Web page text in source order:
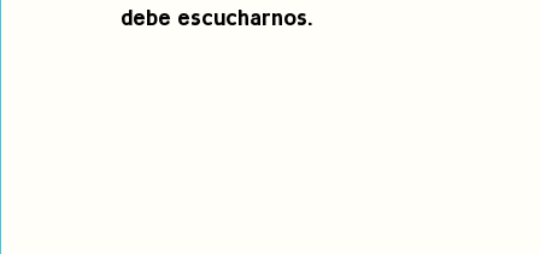
debe escucharnos.